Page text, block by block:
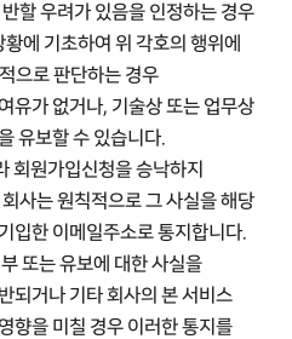
할 우려가 있음을 인정하는 경우
에 기초하여 위 각호의 행위에
으로 판단하는 경우
유가 없거나, 기술상 또는 업무상
유보할 수 있습니다.
회원가입신청을 승낙하지
사는 원칙적으로 그 사실을 해당
입한 이메일주소로 통지합니다.
또는 유보에 대한 사실을
되거나 기타 회사의 본 서비스
향을 미칠 경우 이러한 통지를